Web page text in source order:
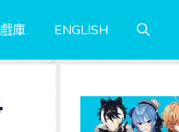
庫 ENGLISH